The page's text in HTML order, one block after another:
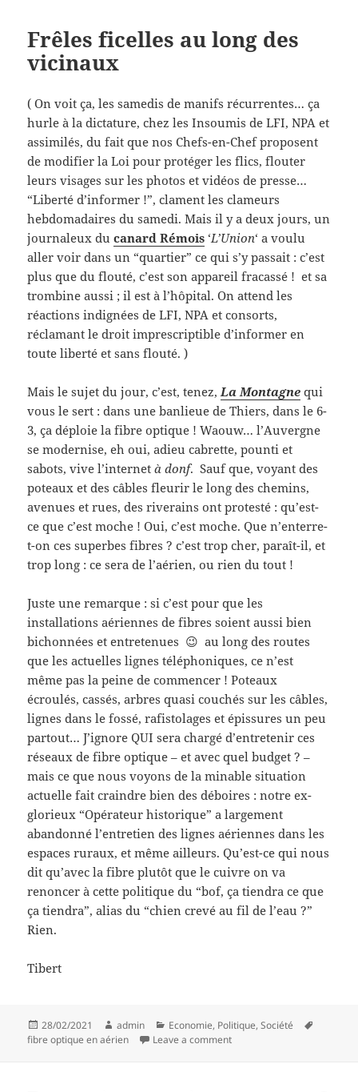
Frêles ficelles au long des
vicinaux
( On voit ça, les samedis de manifs récurrentes… ça
hurle à la dictature, chez les Insoumis de LFI, NPA et
assimilés, du fait que nos Chefs-en-Chef proposent
de modifier la Loi pour protéger les flics, flouter
leurs visages sur les photos et vidéos de presse…
“Liberté d’informer !”, clament les clameurs
hebdomadaires du samedi. Mais il y a deux jours, un
journaleux ducanard Rémois ‘L’Union‘ a voulu
aller voir dans un “quartier” ce qui s’y passait : c’est
plus que du flouté, c’est son appareil fracassé ! et sa
trombine aussi ; il est à l’hôpital. On attend les
réactions indignées de LFI, NPA et consorts,
réclamant le droit imprescriptible d’informer en
toute liberté et sans flouté. )
Mais le sujet du jour, c’est, tenez, La Montagne qui
vous le sert : dans une banlieue de Thiers, dans le 6-
3, ça déploie la fibre optique ! Waouw… l’Auvergne
se modernise, eh oui, adieu cabrette, pounti et
sabots, vive l’internetà donf. Sauf que, voyant des
poteaux et des câbles fleurir le long des chemins,
avenues et rues, des riverains ont protesté : qu’est-
ce que c’est moche ! Oui, c’est moche. Que n’enterre-
t-on ces superbes fibres ? c’est trop cher, paraît-il, et
trop long : ce sera de l’aérien, ou rien du tout !
Juste une remarque : si c’est pour que les
installations aériennes de fibres soient aussi bien
bichonnées et entretenues 😉 au long des routes
que les actuelles lignes téléphoniques, ce n’est
même pas la peine de commencer ! Poteaux
écroulés, cassés, arbres quasi couchés sur les câbles,
lignes dans le fossé, rafistolages et épissures un peu
partout… J’ignore QUI sera chargé d’entretenir ces
réseaux de fibre optique – et avec quel budget ? –
mais ce que nous voyons de la minable situation
actuelle fait craindre bien des déboires : notre ex-
glorieux “Opérateur historique” a largement
abandonné l’entretien des lignes aériennes dans les
espaces ruraux, et même ailleurs. Qu’est-ce qui nous
dit qu’avec la fibre plutôt que le cuivre on va
renoncer à cette politique du “bof, ça tiendra ce que
ça tiendra”, alias du “chien crevé au fil de l’eau ?”
Rien.
Tibert
Posted
on
28/02/2021 Author
admin Categories
Economie, Politique,Société
fibre optique en aérien
Leave a commenton Frêles ficelles au long